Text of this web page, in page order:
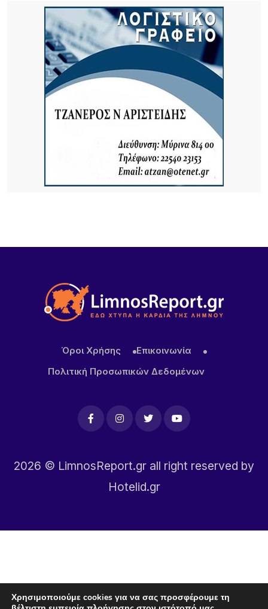
απλήρωτοι οι επιχειρηματίες: Τα δύο πρόσωπα
του Μεταφορικού Ισοδυνάμου
7 ΏΡΕΣ ΠΡΙΝ
Το τραγικό περιστατικό με το αγριογούρουνο
προβληματίζει – Μήπως ήρθε η ώρα να δούμε
σοβαρά και το ζήτημα των ελαφιών στη Λήμνο;
7 ΏΡΕΣ ΠΡΙΝ
Πρωτοφανές περιστατικό στον Μούδρο: Τρεις
διαρρήξεις καταστημάτων μέσα σε μία νύχτα
Ο Ηρακλής Ατσικής προσκαλεί σε μια μεγάλη
Όροι Χρήσης
Επικοινωνία
Πολιτική Προσωπικών Δεδομένων
2026 © LimnosReport.gr all right reserved by
Hotelid.gr
Χρησιμοποιούμε cookies για να σας προσφέρουμε τη